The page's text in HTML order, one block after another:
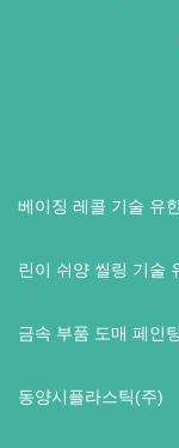
베이징 레콜 기술 유
린이 쉬양 씰링 기술
금속 부품 도매 페인
동양시플라스틱(주)